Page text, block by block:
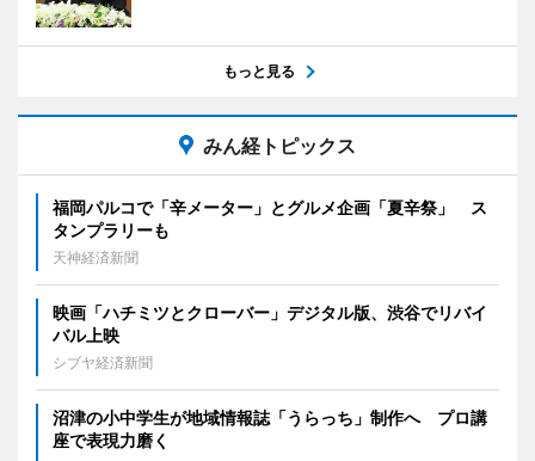
もっと見る
みん経トピックス
福岡パルコで「辛メーター」とグルメ企画「夏辛祭」 ス
タンプラリーも
天神経済新聞
映画「ハチミツとクローバー」デジタル版、渋谷でリバイ
バル上映
シブヤ経済新聞
沼津の小中学生が地域情報誌「うらっち」制作へ プロ講
座で表現力磨く